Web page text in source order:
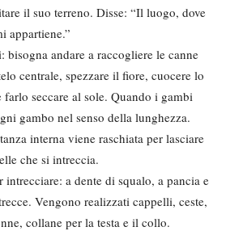
il suo terreno. Disse: “Il luogo, dove
appartiene.”
andare a raccogliere le canne
centrale, spezzare il fiore, cuocere lo
seccare al sole. Quando i gambi
gambo nel senso della lunghezza.
interna viene raschiata per lasciare
che si intreccia.
a dente di squalo, a pancia e
Vengono realizzati cappelli, ceste,
collane per la testa e il collo.